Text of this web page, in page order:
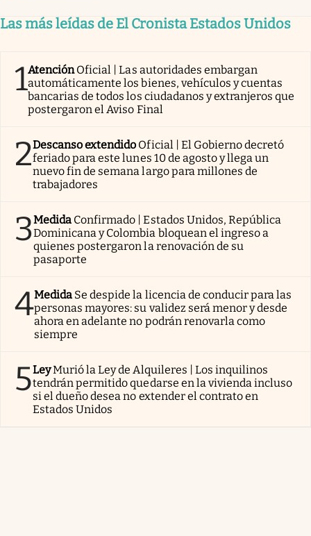
Las más leídas de El Cronista Estados Unidos
1AtenciónOficial | Las autoridades embargan
automáticamente los bienes, vehículos y cuentas
bancarias de todos los ciudadanos y extranjeros que
postergaron el Aviso Final
2Descanso extendido Oficial | El Gobierno decretó
feriado para este lunes 10 de agosto y llega un
nuevo fin de semana largo para millones de
trabajadores
3Medida Confirmado | Estados Unidos, República
Dominicana y Colombia bloquean el ingreso a
quienes postergaron la renovación de su
pasaporte
4Medida Se despide la licencia de conducir para las
personas mayores: su validez será menor y desde
ahora en adelante no podrán renovarla como
siempre
5LeyMurió la Ley de Alquileres | Los inquilinos
tendrán permitido quedarse en la vivienda incluso
si el dueño desea no extender el contrato en
Estados Unidos